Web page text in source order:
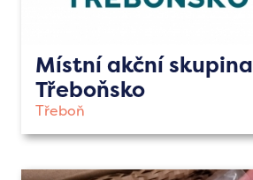
Místní akční skupina
Třeboňsko
Třeboň